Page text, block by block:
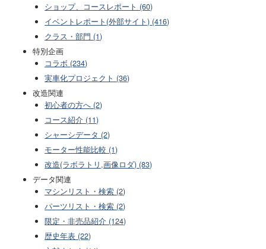
ショップ、コースレポート (60)
イベントレポート(外部サイト) (416)
クラス・部門 (1)
特別企画
コラボ (234)
実車化プロジェクト (36)
改造関連
初心者の方へ (2)
コース紹介 (11)
シャーシデータ (2)
モーター性能比較 (1)
改造(ラボラトリ,画像ロダ) (83)
データ関連
マシンリスト・検索 (2)
パーツリスト・検索 (2)
限定・非売品紹介 (124)
歴史年表 (22)